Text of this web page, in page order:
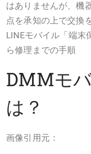
はありませんが、機
点を承知の上で交換
LINEモバイル「端末
ら修理までの手順
DMMモ
は？
画像引用元：